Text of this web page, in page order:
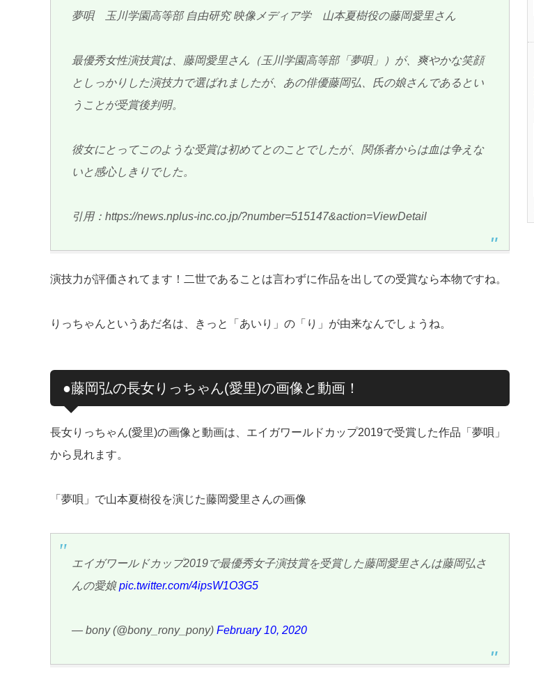
夢唄 玉川学園高等部 自由研究 映像メディア学 山本夏樹役の藤岡愛里さん
最優秀女性演技賞は、藤岡愛里さん（玉川学園高等部「夢唄」）が、爽やかな笑顔
としっかりした演技力で選ばれましたが、あの俳優藤岡弘、氏の娘さんであるとい
うことが受賞後判明。
彼女にとってこのような受賞は初めてとのことでしたが、関係者からは血は争えな
いと感心しきりでした。
引用：https://news.nplus-inc.co.jp/?number=515147&action=ViewDetail
演技力が評価されてます！二世であることは言わずに作品を出しての受賞なら本物ですね。
りっちゃんというあだ名は、きっと「あいり」の「り」が由来なんでしょうね。
●藤岡弘の長女りっちゃん(愛里)の画像と動画！
長女りっちゃん(愛里)の画像と動画は、エイガワールドカップ2019で受賞した作品「夢唄」
から見れます。
「夢唄」で山本夏樹役を演じた藤岡愛里さんの画像
エイガワールドカップ2019で最優秀女子演技賞を受賞した藤岡愛里さんは藤岡弘さ
んの愛娘pic.twitter.com/4ipsW1O3G5
— bony (@bony_rony_pony) February 10, 2020